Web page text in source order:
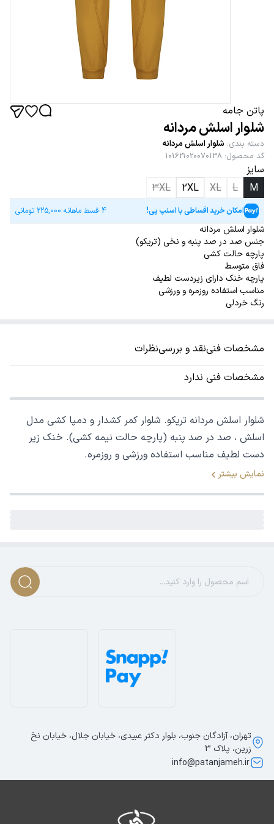
پاتن جامه
شلوار اسلش مردانه
دسته بندی: شلوار اسلش مردانه
کد محصول:
101621020070138
سایز
M
L
XL
2XL
3XL
امکان خرید اقساطی با اسنپ پی! 4 قسط ماهانه 225,000 تومانی
شلوار اسلش مردانه
جنس صد در صد پنبه و نخی (تریکو)
پارچه حالت کشی
فاق متوسط
پارچه خنک دارای زیردست لطیف
مناسب استفاده روزمره و ورزشی
رنگ خردلی
مشخصات فنینقد و بررسینظرات
مشخصات فنی ندارد
شلوار اسلش مردانه تریکو. شلوار کمر کشدار و دمپا کشی مدل
اسلش ، صد در صد پنبه (پارچه حالت نیمه کشی). خنک زیر
دست لطیف مناسب استفاده ورزشی و روزمره.
نمایش بیشتر
تهران، آزادگان جنوب، بلوار دکتر عبیدی، خیابان جلال، خیابان نخ
زرین، پلاک 3
info@patanjameh.ir